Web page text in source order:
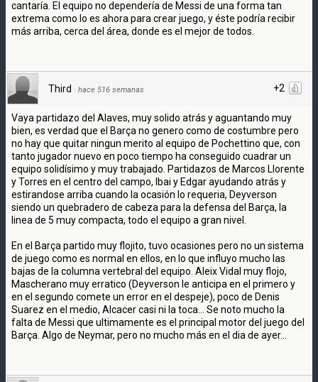
cantaría. El equipo no dependería de Messi de una forma tan
extrema como lo es ahora para crear juego, y éste podría recibir
más arriba, cerca del área, donde es el mejor de todos.
+2
Third · hace 516 semanas
Vaya partidazo del Alaves, muy solido atrás y aguantando muy
bien, es verdad que el Barça no genero como de costumbre pero
no hay que quitar ningun merito al equipo de Pochettino que, con
tanto jugador nuevo en poco tiempo ha conseguido cuadrar un
equipo solidísimo y muy trabajado. Partidazos de Marcos Llorente
y Torres en el centro del campo, Ibai y Edgar ayudando atrás y
estirandose arriba cuando la ocasión lo requeria, Deyverson
siendo un quebradero de cabeza para la defensa del Barça, la
linea de 5 muy compacta, todo el equipo a gran nivel.
En el Barça partido muy flojito, tuvo ocasiones pero no un sistema
de juego como es normal en ellos, en lo que influyo mucho las
bajas de la columna vertebral del equipo. Aleix Vidal muy flojo,
Mascherano muy erratico (Deyverson le anticipa en el primero y
en el segundo comete un error en el despeje), poco de Denis
Suarez en el medio, Alcacer casi ni la toca... Se noto mucho la
falta de Messi que ultimamente es el principal motor del juego del
Barça. Algo de Neymar, pero no mucho más en el dia de ayer...